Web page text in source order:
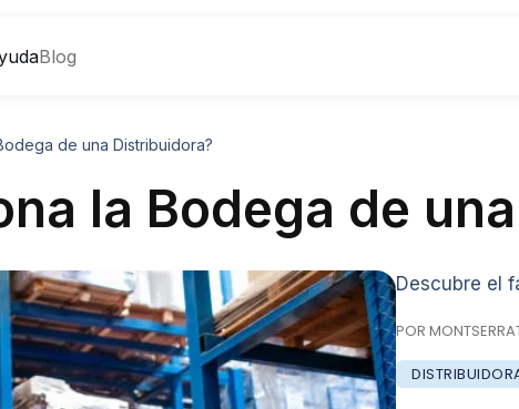
Blog
de una Distribuidora?
la Bodega de
Descubre el
POR